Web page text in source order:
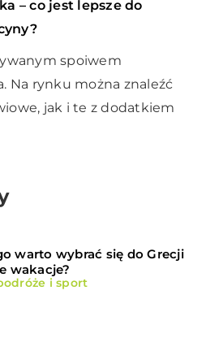
– co jest lepsze do
spoiwem
Na rynku można znaleźć
jak i te z dodatkiem
warto wybrać się do Grecji
wakacje?
i sport